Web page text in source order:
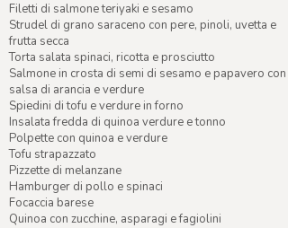
Filetti di salmone teriyaki e sesamo
Strudel di grano saraceno con pere, pinoli, uvetta e
frutta secca
Torta salata spinaci, ricotta e prosciutto
Salmone in crosta di semi di sesamo e papavero con
salsa di arancia e verdure
Spiedini di tofu e verdure in forno
Insalata fredda di quinoa verdure e tonno
Polpette con quinoa e verdure
Tofu strapazzato
Pizzette di melanzane
Hamburger di pollo e spinaci
Focaccia barese
Quinoa con zucchine, asparagi e fagiolini